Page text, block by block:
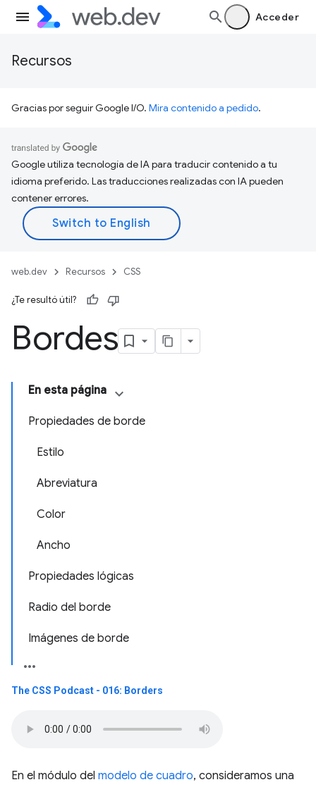
Acceder
Recursos
Gracias por seguir Google I/O. Mira contenido a pedido.
Google utiliza tecnología de IA para traducir contenido a tu
idioma preferido. Las traducciones realizadas con IA pueden
contener errores.
web.dev Recursos CSS
¿Te resultó útil?
Bordes
En esta página
Propiedades de borde
Estilo
Abreviatura
Color
Ancho
Propiedades lógicas
Radio del borde
Imágenes de borde
The CSS Podcast - 016: Borders
En el módulo del modelo de cuadro, consideramos una